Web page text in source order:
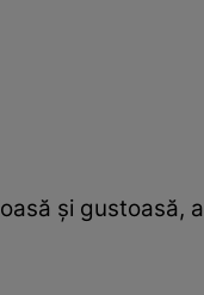
şi gustoasă,